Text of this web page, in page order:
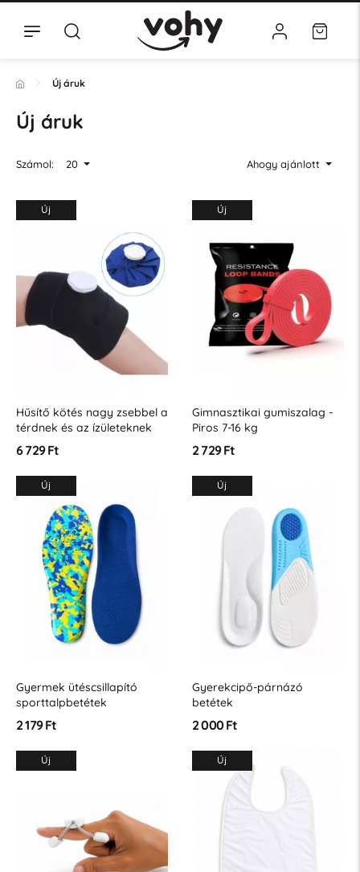
Új áruk
Új áruk
Számol: 20 Ahogy ajánlott
Új
Hűsítő kötés nagy zsebbel a
térdnek és az ízületeknek
6 729 Ft
Új
Gimnasztikai gumiszalag -
Piros 7-16 kg
2 729 Ft
Új
Gyermek ütéscsillapító
sporttalpbetétek
2 179 Ft
Új
Gyerekcipő-párnázó
betétek
2 000 Ft
Új Új